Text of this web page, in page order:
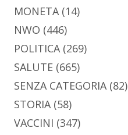
MONETA(14)
NWO (446)
POLITICA(269)
SALUTE (665)
SENZA CATEGORIA(82)
STORIA(58)
VACCINI (347)